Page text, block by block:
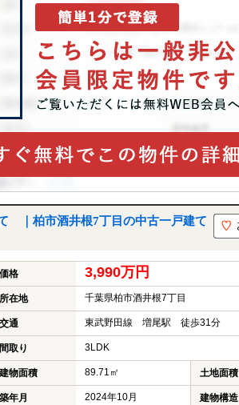
｜柏市酒井根7丁目の中古一戸建て
価格 3,990万円
所在地 千葉県柏市酒井根7丁目
交通 東武野田線 増尾駅 徒歩31分
間取り 3LDK
建物面積 89.71㎡ 土地面積
築年月 2024年10月 建物構造